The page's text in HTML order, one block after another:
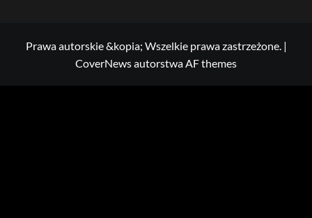
Prawa autorskie &kopia; Wszelkie prawa zastrzeżone. |
CoverNewsautorstwa AF themes